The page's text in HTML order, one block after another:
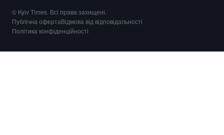
© Kyiv Times. Всі права захищені.
Публічна офертаВідмова від відповідальності
Політика конфіденційності